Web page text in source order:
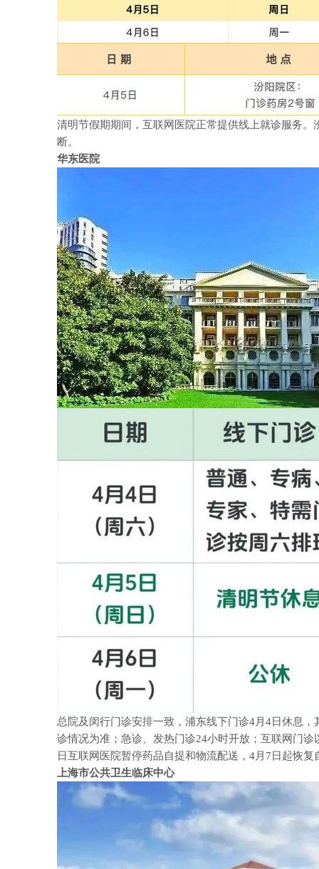
清明节假期期间，互联网医院正常提供线上就诊服务
断。
华东医院
总院及闵行门诊安排一致，浦东线下门诊4月4日休息
诊情况为准；急诊、发热门诊24小时开放；互联网门
日互联网医院暂停药品自提和物流配送，4月7日起恢复
上海市公共卫生临床中心